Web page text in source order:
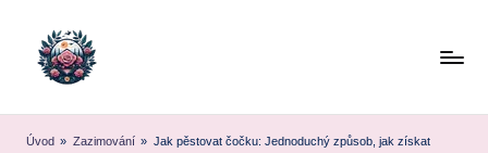
Úvod » Zazimování » Jak pěstovat čočku: Jednoduchý způsob, jak získat